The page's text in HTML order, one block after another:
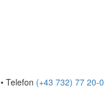
• Telefon (+43 732) 77 20-0